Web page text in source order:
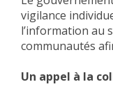
vigilance
l’information au
communautés
Un appel à la